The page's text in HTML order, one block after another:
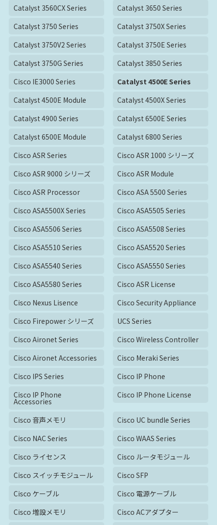
Catalyst 3560CX Series
Catalyst 3650 Series
Catalyst 3750 Series
Catalyst 3750X Series
Catalyst 3750V2 Series
Catalyst 3750E Series
Catalyst 3750G Series
Catalyst 3850 Series
Cisco IE3000 Series
Catalyst 4500E Series
Catalyst 4500E Module
Catalyst 4500X Series
Catalyst 4900 Series
Catalyst 6500E Series
Catalyst 6500E Module
Catalyst 6800 Series
Cisco ASR Series
Cisco ASR 1000 シリーズ
Cisco ASR 9000 シリーズ
Cisco ASR Module
Cisco ASR Processor
Cisco ASA 5500 Series
Cisco ASA5500X Series
Cisco ASA5505 Series
Cisco ASA5506 Series
Cisco ASA5508 Series
Cisco ASA5510 Series
Cisco ASA5520 Series
Cisco ASA5540 Series
Cisco ASA5550 Series
Cisco ASA5580 Series
Cisco ASR License
Cisco Nexus Lisence
Cisco Security Appliance
Cisco Firepower シリーズ
UCS Series
Cisco Aironet Series
Cisco Wireless Controller
Cisco Aironet Accessories
Cisco Meraki Series
Cisco IPS Series
Cisco IP Phone
Cisco IP Phone
Accessories
Cisco IP Phone License
Cisco 音声メモリ
Cisco UC bundle Series
Cisco NAC Series
Cisco WAAS Series
Cisco ライセンス
Cisco ルータモジュール
Cisco スイッチモジュール
Cisco SFP
Cisco ケーブル
Cisco 電源ケーブル
Cisco 増設メモリ
Cisco ACアダプター